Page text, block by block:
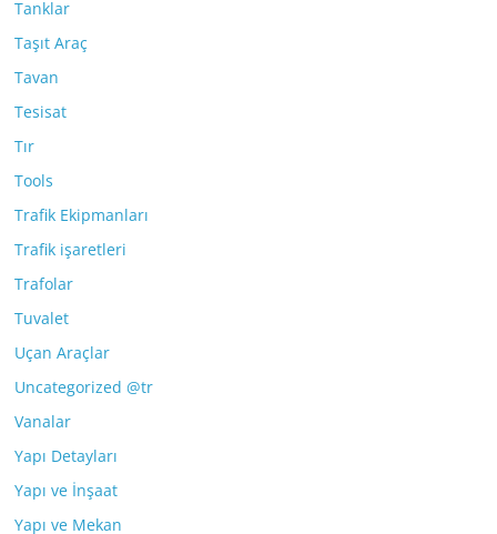
Tanklar
Taşıt Araç
Tavan
Tesisat
Tır
Tools
Trafik Ekipmanları
Trafik işaretleri
Trafolar
Tuvalet
Uçan Araçlar
Uncategorized @tr
Vanalar
Yapı Detayları
Yapı ve İnşaat
Yapı ve Mekan